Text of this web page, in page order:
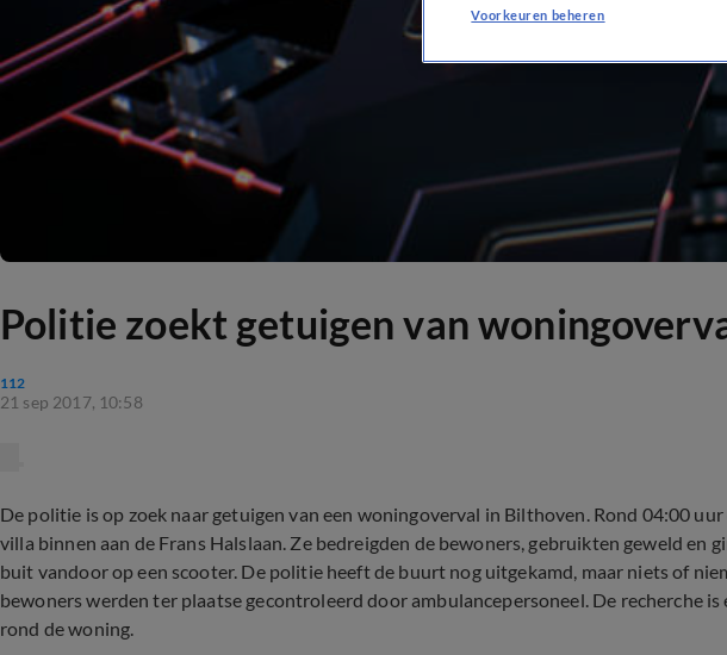
Politie zoekt getuigen van
112
21 sep 2017, 10:58
De politie is op zoek naar getuigen van een woningoverval in Bilthoven. Rond 04:00
villa binnen aan de Frans Halslaan. Ze bedreigden de bewoners, gebruikten geweld en
buit vandoor op een scooter. De politie heeft de buurt nog uitgekamd, maar niets of
bewoners werden ter plaatse gecontroleerd door ambulancepersoneel. De recherche is
rond de woning.
Voorkeuren beheren